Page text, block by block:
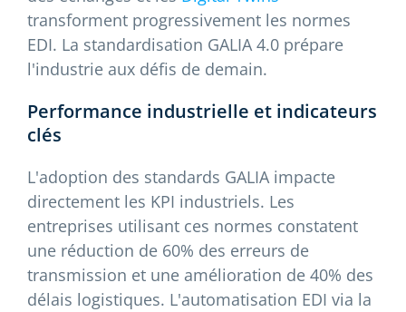
transforment progressivement les normes
EDI. La standardisation GALIA 4.0 prépare
l'industrie aux défis de demain.
Performance industrielle et indicateurs
clés
L'adoption des standards GALIA impacte
directement les KPI industriels. Les
entreprises utilisant ces normes constatent
une réduction de 60% des erreurs de
transmission et une amélioration de 40% des
délais logistiques. L'automatisation EDI via la